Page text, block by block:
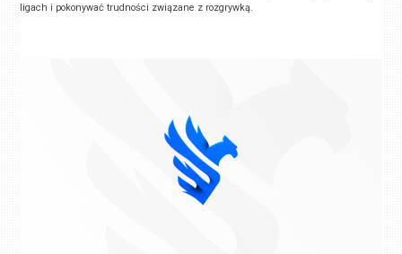
ligach i pokonywać trudności związane z rozgrywką.